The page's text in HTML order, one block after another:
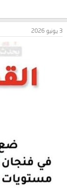
3 يونيو 2026